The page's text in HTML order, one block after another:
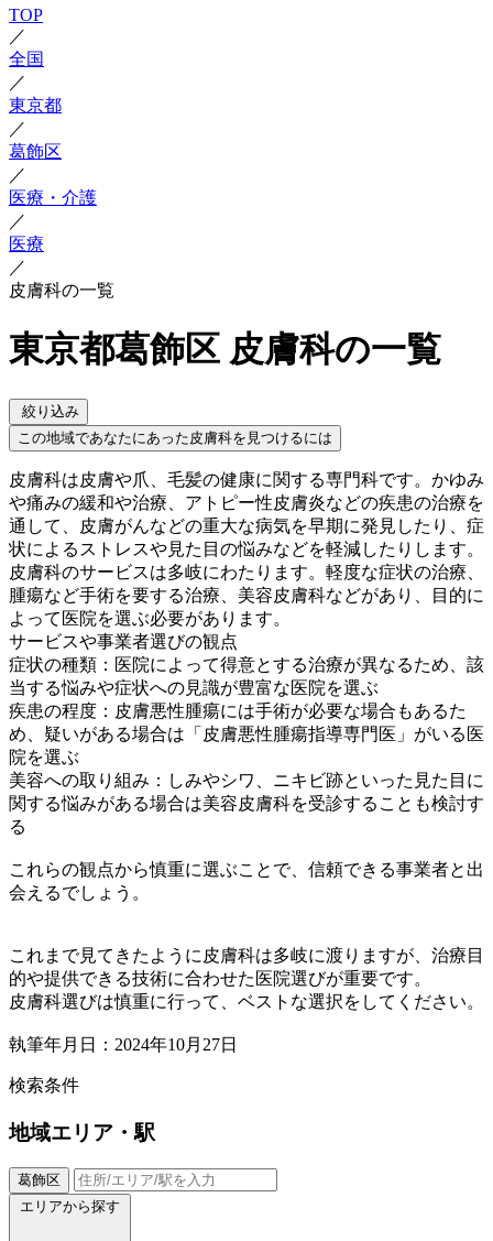
TOP
／
全国
／
東京都
／
葛飾区
／
医療・介護
／
医療
／
皮膚科の一覧
東京都葛飾区 皮膚科の一覧
絞り込み
この地域であなたにあった皮膚科を見つけるには
皮膚科は皮膚や爪、毛髪の健康に関する専門科です。かゆみ
や痛みの緩和や治療、アトピー性皮膚炎などの疾患の治療を
通して、皮膚がんなどの重大な病気を早期に発見したり、症
状によるストレスや見た目の悩みなどを軽減したりします。
皮膚科のサービスは多岐にわたります。軽度な症状の治療、
腫瘍など手術を要する治療、美容皮膚科などがあり、目的に
よって医院を選ぶ必要があります。
サービスや事業者選びの観点
症状の種類：医院によって得意とする治療が異なるため、該
当する悩みや症状への見識が豊富な医院を選ぶ
疾患の程度：皮膚悪性腫瘍には手術が必要な場合もあるた
め、疑いがある場合は「皮膚悪性腫瘍指導専門医」がいる医
院を選ぶ
美容への取り組み：しみやシワ、ニキビ跡といった見た目に
関する悩みがある場合は美容皮膚科を受診することも検討す
る
これらの観点から慎重に選ぶことで、信頼できる事業者と出
会えるでしょう。
これまで見てきたように皮膚科は多岐に渡りますが、治療目
的や提供できる技術に合わせた医院選びが重要です。
皮膚科選びは慎重に行って、ベストな選択をしてください。
執筆年月日：2024年10月27日
検索条件
地域エリア・駅
葛飾区
エリアから探す